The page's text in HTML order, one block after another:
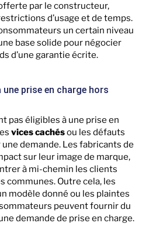
par le constructeur,
d’usage et de temps.
un certain niveau
base solide pour négocier
d’une garantie écrite.
prise en charge hors
pas éligibles à une prise en
vices cachésou les défauts
demande. Les fabricants de
sur leur image de marque,
à mi-chemin les clients
communes. Outre cela, les
modèle donné ou les plaintes
peuvent fournir du
demande de prise en charge.